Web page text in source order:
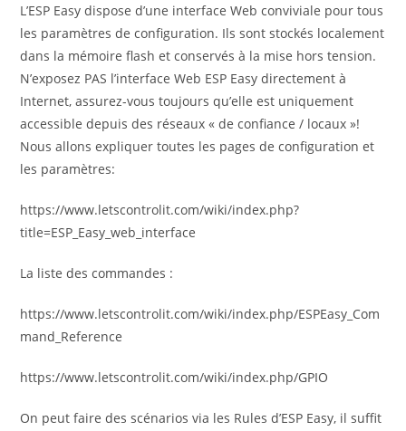
L’ESP Easy dispose d’une interface Web conviviale pour tous
les paramètres de configuration. Ils sont stockés localement
dans la mémoire flash et conservés à la mise hors tension.
N’exposez PAS l’interface Web ESP Easy directement à
Internet, assurez-vous toujours qu’elle est uniquement
accessible depuis des réseaux « de confiance / locaux »!
Nous allons expliquer toutes les pages de configuration et
les paramètres:
https://www.letscontrolit.com/wiki/index.php?
title=ESP_Easy_web_interface
La liste des commandes :
https://www.letscontrolit.com/wiki/index.php/ESPEasy_Com
mand_Reference
https://www.letscontrolit.com/wiki/index.php/GPIO
On peut faire des scénarios via les Rules d’ESP Easy, il suffit